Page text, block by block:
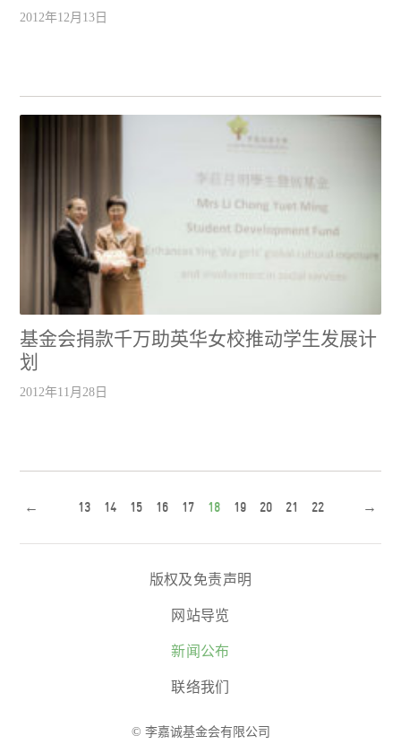
2012年12月13日
基金会捐款千万助英华女校推动学生发展计
划
2012年11月28日
← 13 14 15 16 17 18 19 20 21 22 →
版权及免责声明
网站导览
新闻公布
联络我们
© 李嘉诚基金会有限公司